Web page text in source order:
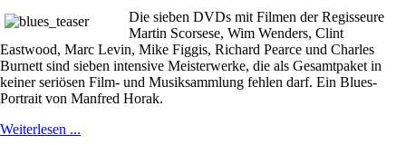
Die sieben DVDs mit Filmen der Regisseure
Martin Scorsese, Wim Wenders, Clint
Eastwood, Marc Levin, Mike Figgis, Richard Pearce und Charles
Burnett sind sieben intensive Meisterwerke, die als Gesamtpaket in
keiner seriösen Film- und Musiksammlung fehlen darf. Ein Blues-
Portrait von Manfred Horak.
Weiterlesen ...